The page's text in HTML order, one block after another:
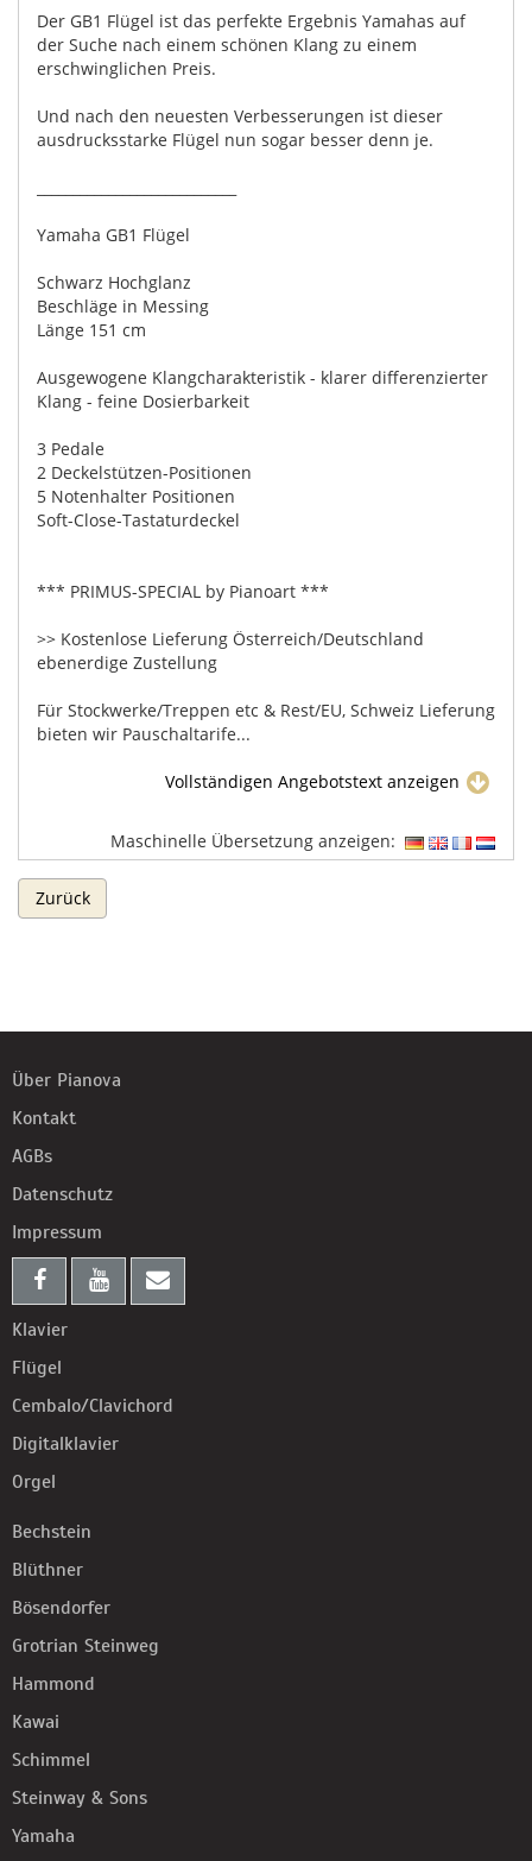
Der GB1 Flügel ist das perfekte Ergebnis Yamahas auf
der Suche nach einem schönen Klang zu einem
erschwinglichen Preis.
Und nach den neuesten Verbesserungen ist dieser
ausdrucksstarke Flügel nun sogar besser denn je.
Yamaha GB1 Flügel
Schwarz Hochglanz
Beschläge in Messing
Länge 151 cm
Ausgewogene Klangcharakteristik - klarer differenzierter
Klang - feine Dosierbarkeit
3 Pedale
2 Deckelstützen-Positionen
5 Notenhalter Positionen
Soft-Close-Tastaturdeckel
*** PRIMUS-SPECIAL by Pianoart ***
>> Kostenlose Lieferung Österreich/Deutschland
ebenerdige Zustellung
Für Stockwerke/Treppen etc & Rest/EU, Schweiz Lieferung
bieten wir Pauschaltarife...
Vollständigen Angebotstext anzeigen
Maschinelle Übersetzung anzeigen:
Zurück
Über Pianova
Kontakt
AGBs
Datenschutz
Impressum
Klavier
Flügel
Cembalo/Clavichord
Digitalklavier
Orgel
Bechstein
Blüthner
Bösendorfer
Grotrian Steinweg
Hammond
Kawai
Schimmel
Steinway & Sons
Yamaha